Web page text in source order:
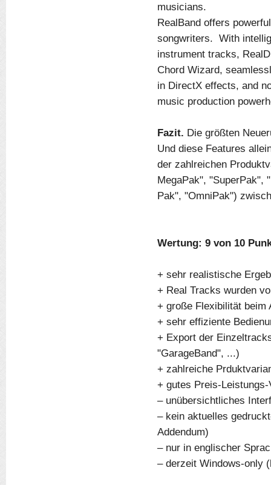
musicians.
RealBand offers
songwriters. With
instrument tracks,
Chord Wizard,
in DirectX effects, and
music production
Fazit. Die größten
Und diese Features
der zahlreichen
MegaPak", "SuperPak",
Pak", "OmniPak")
Wertung: 9 von 10
+ sehr realistische
+ Real Tracks wurden
+ große Flexibilität beim
+ sehr effiziente
+ Export der
"GarageBand", ...)
+ zahlreiche
+ gutes Preis-Leistungs-
– unübersichtliches
– kein aktuelles
Addendum)
– nur in englischer
– derzeit Windows-only